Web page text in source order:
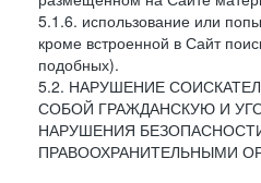
5.1.6. использование или
кроме встроенной в Сайт
подобных).
5.2. НАРУШЕНИЕ
СОБОЙ ГРАЖДАНСКУЮ И
НАРУШЕНИЯ
ПРАВООХРАНИТЕЛЬНЫМИ